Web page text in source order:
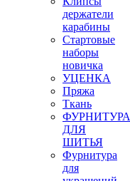
держатели
карабины
Стартовые
наборы
новичка
УЦЕНКА
Пряжа
Ткань
ФУРНИТУРА
ДЛЯ
ШИТЬЯ
Фурнитура
для